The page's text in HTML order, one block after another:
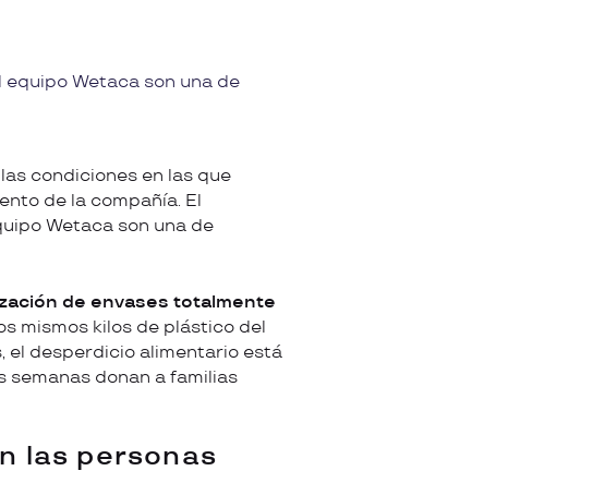
Wetaca son una de
condiciones en las que
de la compañía. El
Wetaca son una de
de envases totalmente
mismos kilos de plástico del
el desperdicio alimentario está
semanas donan a familias
las personas